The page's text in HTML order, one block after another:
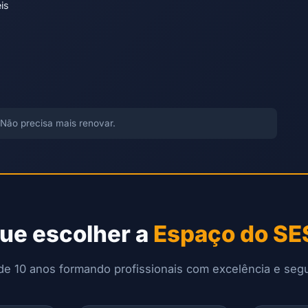
precisa mais renovar.
escolher a Espaço do
10 anos formando profissionais com excelência e